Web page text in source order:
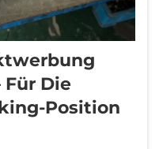
Für Die
Position